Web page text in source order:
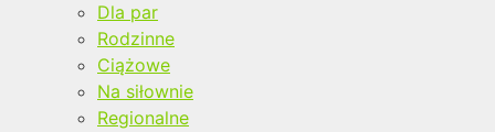
Dla par
Rodzinne
Ciążowe
Na siłownie
Regionalne